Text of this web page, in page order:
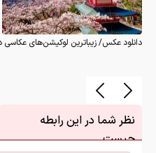
دانلود عکس/ زیباترین لوکیشن‌های عکاسی
نظر شما در این رابطه
چیست